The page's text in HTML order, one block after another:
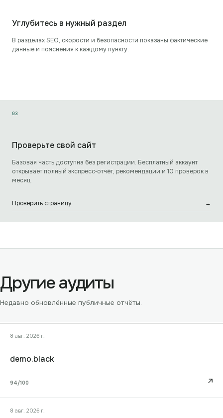
Углубитесь в нужный раздел
В разделах SEO, скорости и безопасности показаны фактические
данные и пояснения к каждому пункту.
03
Проверьте свой сайт
Базовая часть доступна без регистрации. Бесплатный аккаунт
открывает полный экспресс‑отчёт, рекомендации и 10 проверок в
месяц.
Проверить страницу →
Другие аудиты
Недавно обновлённые публичные отчёты.
8 авг. 2026 г.
demo.black
94/100 ↗
8 авг. 2026 г.